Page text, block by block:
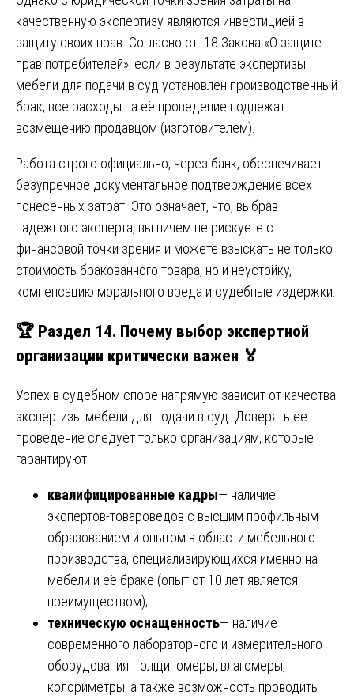
качественную экспертизу являются инвестицией в
защиту своих прав. Согласно ст. 18 Закона «О защите
прав потребителей», если в результате экспертизы
мебели для подачи в суд установлен производственный
брак, все расходы на её проведение подлежат
возмещению продавцом (изготовителем).
Работа строго официально, через банк, обеспечивает
безупречное документальное подтверждение всех
понесенных затрат. Это означает, что, выбрав
надежного эксперта, вы ничем не рискуете с
финансовой точки зрения и можете взыскать не только
стоимость бракованного товара, но и неустойку,
компенсацию морального вреда и судебные издержки.
🏆 Раздел 14. Почему выбор экспертной
организации критически важен 🏅
Успех в судебном споре напрямую зависит от качества
экспертизы мебели для подачи в суд. Доверять ее
проведение следует только организациям, которые
гарантируют:
квалифицированные кадры— наличие
экспертов-товароведов с высшим профильным
образованием и опытом в области мебельного
производства, специализирующихся именно на
мебели и её браке (опыт от 10 лет является
преимуществом);
техническую оснащенность— наличие
современного лабораторного и измерительного
оборудования: толщиномеры, влагомеры,
колориметры, а также возможность проводить